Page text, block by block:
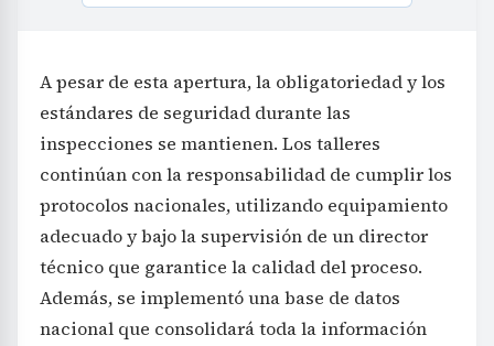
A pesar de esta apertura, la obligatoriedad y los
estándares de seguridad durante las
inspecciones se mantienen. Los talleres
continúan con la responsabilidad de cumplir los
protocolos nacionales, utilizando equipamiento
adecuado y bajo la supervisión de un director
técnico que garantice la calidad del proceso.
Además, se implementó una base de datos
nacional que consolidará toda la información